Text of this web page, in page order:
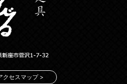
クセスマップ >